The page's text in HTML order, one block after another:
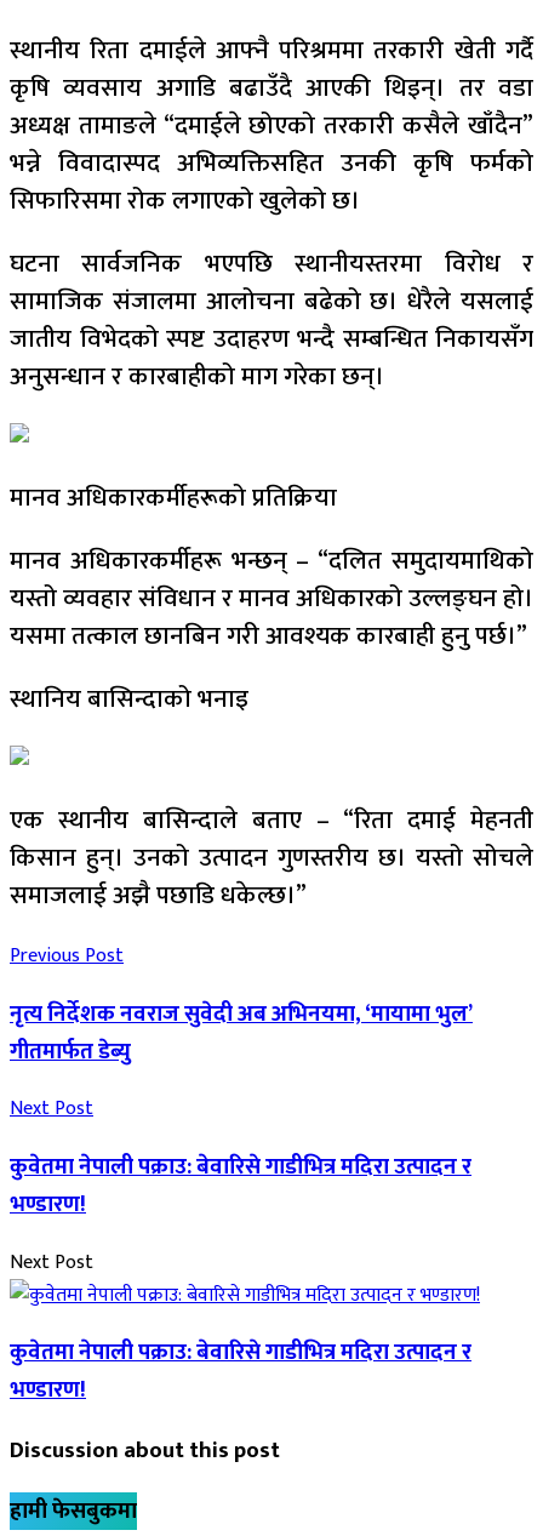
स्थानीय रिता दमाईले आफ्नै परिश्रममा तरकारी खेती गर्दै
कृषि व्यवसाय अगाडि बढाउँदै आएकी थिइन्। तर वडा
अध्यक्ष तामाङले “दमाईले छोएको तरकारी कसैले खाँदैन”
भन्ने विवादास्पद अभिव्यक्तिसहित उनकी कृषि फर्मको
सिफारिसमा रोक लगाएको खुलेको छ।
घटना सार्वजनिक भएपछि स्थानीयस्तरमा विरोध र
सामाजिक संजालमा आलोचना बढेको छ। धेरैले यसलाई
जातीय विभेदको स्पष्ट उदाहरण भन्दै सम्बन्धित निकायसँग
अनुसन्धान र कारबाहीको माग गरेका छन्।
मानव अधिकारकर्मीहरूको प्रतिक्रिया
मानव अधिकारकर्मीहरू भन्छन् – “दलित समुदायमाथिको
यस्तो व्यवहार संविधान र मानव अधिकारको उल्लङ्घन हो।
यसमा तत्काल छानबिन गरी आवश्यक कारबाही हुनु पर्छ।”
स्थानिय बासिन्दाको भनाइ
एक स्थानीय बासिन्दाले बताए – “रिता दमाई मेहनती
किसान हुन्। उनको उत्पादन गुणस्तरीय छ। यस्तो सोचले
समाजलाई अझै पछाडि धकेल्छ।”
Previous Post
नृत्य निर्देशक नवराज सुवेदी अब अभिनयमा, ‘मायामा भुल’
गीतमार्फत डेब्यु
Next Post
कुवेतमा नेपाली पक्राउ: बेवारिसे गाडीभित्र मदिरा उत्पादन र
भण्डारण!
Next Post
कुवेतमा नेपाली पक्राउ: बेवारिसे गाडीभित्र मदिरा उत्पादन र
भण्डारण!
Discussion about this post
हामी फेसबुकमा